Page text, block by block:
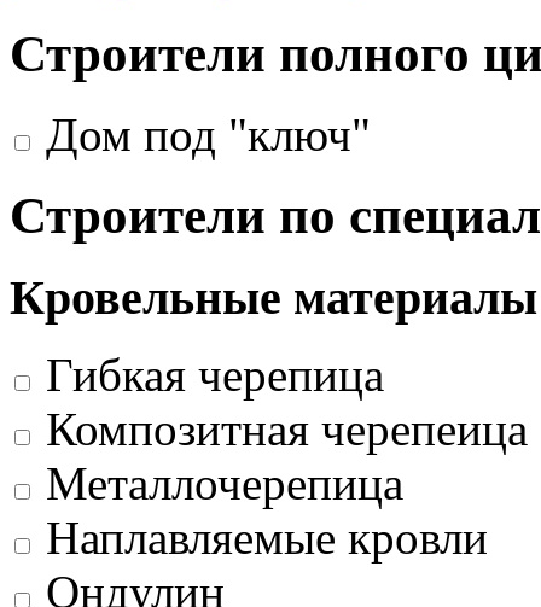
Строители полного
Дом под "ключ"
Строители по
Кровельные материалы
Гибкая черепица
Композитная черепеица
Металлочерепица
Наплавляемые кровли
Ондулин